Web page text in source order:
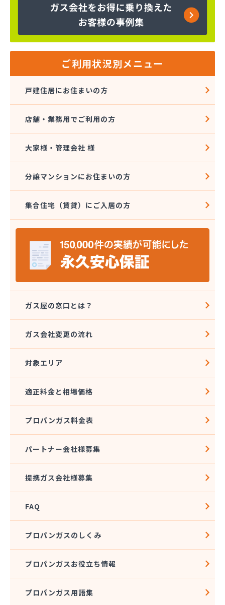
株式会社富士商会
株式会社芳之内ガス
株式会社木田産業
丸信ガス株式会社
菊間ガス北条ショールーム
共同ガス株式会社 松山支店
玉井産業株式会社
広島ガス伯方株式会社
今出石油
三原産業株式会社 ガス販売部
三光ガス商会
三光ガス商会 伊台出張所
山岡早光商店
四国アストモスガス株式会社松山オートガススタン
四国ガス燃料株式会社 本店
四国ガス燃料株式会社 上浦出張所
四国ガス燃料株式会社 松山営業所
四国ガス燃料株式会社 宇和出張所
四国ガス燃料株式会社 新居浜営業所
四国ガス燃料株式会社 川之江出張所
四国岩谷産業株式会社 新居浜営業所
四国岩谷産業株式会社 LPGセンター・松山工場
四国岩谷産業株式会社 松山支店・松山営業所
四国溶材商事株式会社
寺田ガスセンター
松本燃料店
上浦ガス有限会社
上甲石油店
上松プロパン株式会社
新谷商店
西島石油
西日本石油瓦斯株式会社
大一ガス株式会社
ご利用状況別メニュー
戸建住居にお住まいの方
店舗・業務用でご利用の方
大家様・管理会社 様
分譲マンションにお住まいの方
集合住宅（賃貸）にご入居の方
ガス屋の窓口とは？
ガス会社変更の流れ
対象エリア
適正料金と相場価格
プロパンガス料金表
パートナー会社様募集
提携ガス会社様募集
FAQ
プロパンガスのしくみ
プロパンガスお役立ち情報
プロパンガス用語集